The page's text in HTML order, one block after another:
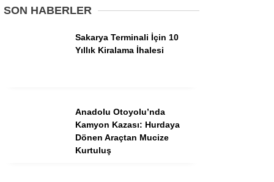
Dünyadan
Spor
Teknoloji
SON HABERLER
Sakarya Terminali İçin 10
Yıllık Kiralama İhalesi
Anadolu Otoyolu’nda
Kamyon Kazası: Hurdaya
Dönen Araçtan Mucize
Kurtuluş